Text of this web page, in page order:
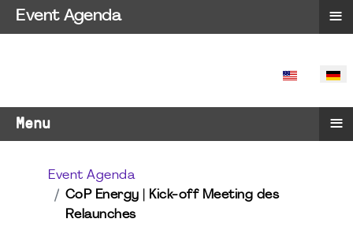
SPRACHE
Menu ≡
Event Agenda
CoP Energy | Kick-off Meeting des
Relaunches
Event Agenda ≡